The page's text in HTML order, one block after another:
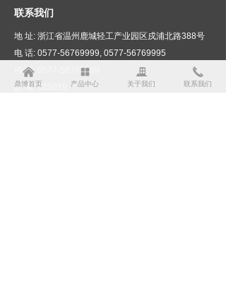
联系我们
地 址: 浙江省温州鹿城轻工产业园区戍浦北路388号
电 话: 0577-56769999, 0577-56769995
传 真: 0577-56769989
邮 编: 325019
낀
鼎博首页
넒
产品中心
끉
关于我们
끅
联系我们